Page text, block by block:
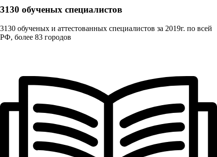
3130 обученых cпециалистов
3130 обученых и аттестованных специалистов за 2019г. по всей
РФ, более 83 городов